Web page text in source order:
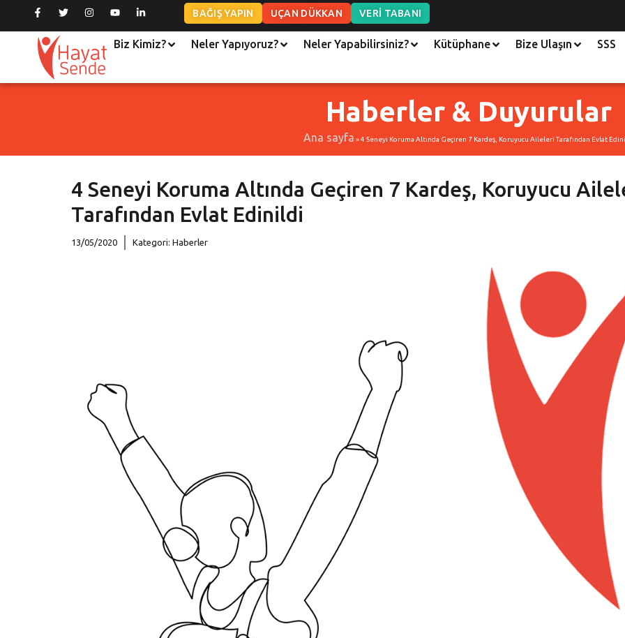
BAĞIŞ YAPIN UÇAN DÜKKAN VERİ TABANI
Biz Kimiz? Neler Yapıyoruz? Neler Yapabilirsiniz? Kütüphane Bize Ulaşın SSS
Haberler & Duyurular
Ana sayfa »4 Seneyi Koruma Altında Geçiren 7 Kardeş, Koruyucu Aileleri Tarafından Evlat
4 Seneyi Koruma Altında Geçiren 7 Kardeş, Koruyucu
Tarafından Evlat Edinildi
13/05/2020 Kategori: Haberler